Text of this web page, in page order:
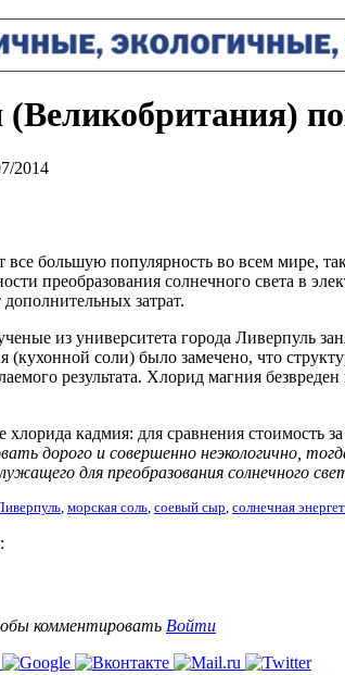
2014
большую популярность во всем мире,
преобразования солнечного света в
затрат.
из университета города Ливерпуль
соли) было замечено, что
результата. Хлорид магния
хлорида кадмия: для сравнения
дорого и совершенно неэкологично,
для преобразования солнечного
, морская соль, соевый сыр, солнечная
комментировать Войти